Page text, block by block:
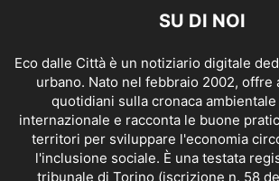
SU DI NOI
Eco dalle Città è un notiziario digitale
urbano. Nato nel febbraio 2002, offre
quotidiani sulla cronaca
internazionale e racconta le buone
territori per sviluppare l'economia
l'inclusione sociale. È una testata
tribunale di Torino (iscrizione n. 58